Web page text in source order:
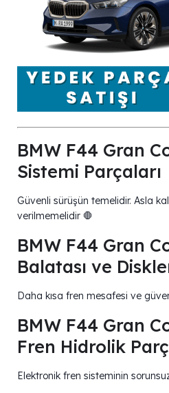
BMW F44 Gran
Sistemi Parçaları
Güvenli sürüşün temelidir. Asla
verilmemelidir 🛑
BMW F44 Gran
Balatası ve
Daha kısa fren mesafesi ve
BMW F44 Gran
Fren Hidrolik
Elektronik fren sisteminin